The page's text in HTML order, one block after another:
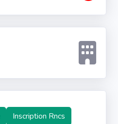
Inscription Rncs